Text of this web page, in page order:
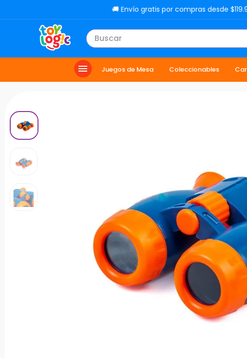
🚚 Envío gratis por compras desde
Buscar
Juegos de Mesa Coleccionables
TÉRMINOS MÁS BUSCADOS
toy story
bloques